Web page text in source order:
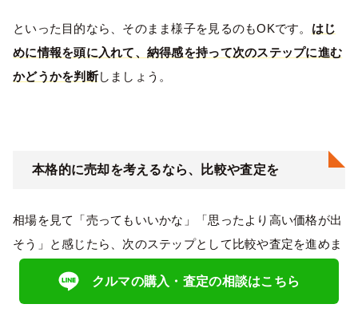
といった目的なら、そのまま様子を見るのもOKです。 はじ
めに情報を頭に入れて、納得感を持って次のステップに進む
かどうかを判断しましょう。
本格的に売却を考えるなら、比較や査定を
相場を見て「売ってもいいかな」「思ったより高い価格が出
そう」と感じたら、次のステップとして比較や査定を進めま
査定を受ける
クルマの購入・査定の相談はこちら